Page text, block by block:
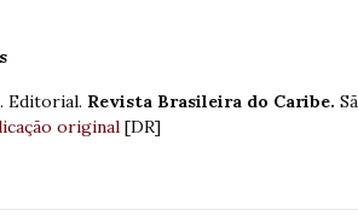
Editorial. Revista Brasileira do Caribe.
original [DR]